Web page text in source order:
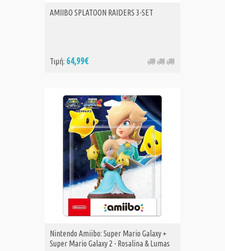
AMIIBO SPLATOON RAIDERS 3-SET
Τιμή: 64,99€
Nintendo Amiibo: Super Mario Galaxy +
Super Mario Galaxy 2 - Rosalina & Lumas